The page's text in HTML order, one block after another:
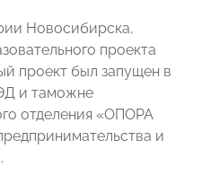
Новосибирска,
проекта
проект был запущен в
и таможне
отделения «ОПОРА
и